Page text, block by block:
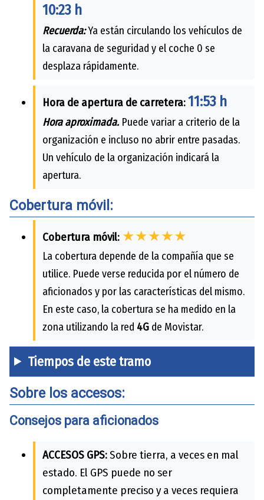
10:23 h
Recuerda:Ya están circulando los vehículos de
la caravana de seguridad y el coche 0 se
desplaza rápidamente.
Hora de apertura de carretera:11:53 h
Hora aproximada. Puede variar a criterio de la
organización e incluso no abrir entre pasadas.
Un vehículo de la organización indicará la
apertura.
Cobertura móvil:
Cobertura móvil: ★★★★★
La cobertura depende de la compañía que se
utilice. Puede verse reducida por el número de
aficionados y por las características del mismo.
En este caso, la cobertura se ha medido en la
zona utilizando la red 4G de Movistar.
Tiempos de este tramo
Sobre los accesos:
Consejos para aficionados
ACCESOS GPS:Sobre tierra, a veces en mal
estado. El GPS puede no ser
completamente preciso y a veces requiera